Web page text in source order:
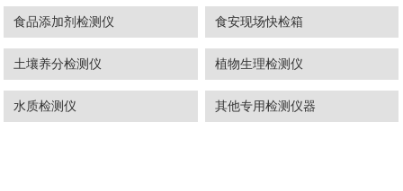
食品添加剂检测仪 食安现场快检箱
土壤养分检测仪 植物生理检测仪
水质检测仪 其他专用检测仪器